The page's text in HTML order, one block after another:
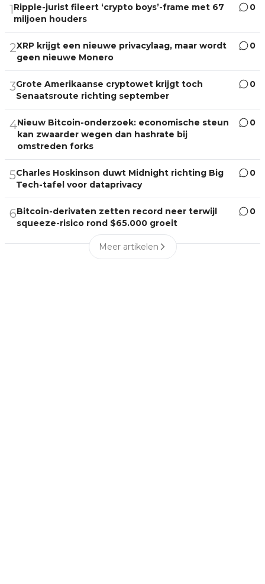
1Ripple-jurist fileert ‘crypto boys’-frame met 67
miljoen houders
0
2XRP krijgt een nieuwe privacylaag, maar wordt
geen nieuwe Monero
0
3Grote Amerikaanse cryptowet krijgt toch
Senaatsroute richting september
0
4Nieuw Bitcoin-onderzoek: economische steun
kan zwaarder wegen dan hashrate bij
omstreden forks
0
5Charles Hoskinson duwt Midnight richting Big
Tech-tafel voor dataprivacy
0
6Bitcoin-derivaten zetten record neer terwijl
squeeze-risico rond $65.000 groeit
0
Meer artikelen